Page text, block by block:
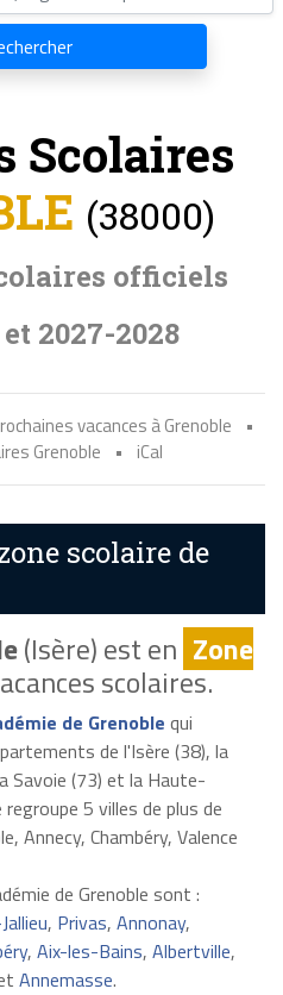
Scolaires
(38000)
officiels
2027-2028
vacances à Grenoble
•
Grenoble
• iCal
scolaire de
(Isère) est en Zone
scolaires.
de Grenoble qui
de l'Isère (38), la
Savoie (73) et la Haute-
5 villes de plus de
Annecy, Chambéry, Valence
de Grenoble sont :
, Privas, Annonay,
, Aix-les-Bains, Albertville,
Annemasse.